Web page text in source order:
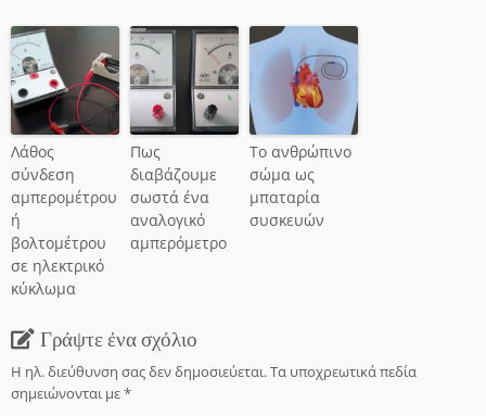
Λάθος
σύνδεση
αμπερομέτρου
ή
βολτομέτρου
σε ηλεκτρικό
κύκλωμα
Πως
διαβάζουμε
σωστά ένα
αναλογικό
αμπερόμετρο
Το ανθρώπινο
σώμα ως
μπαταρία
συσκευών
Γράψτε ένα σχόλιο
Η ηλ. διεύθυνση σας δεν δημοσιεύεται.Τα υποχρεωτικά πεδία
σημειώνονται με*